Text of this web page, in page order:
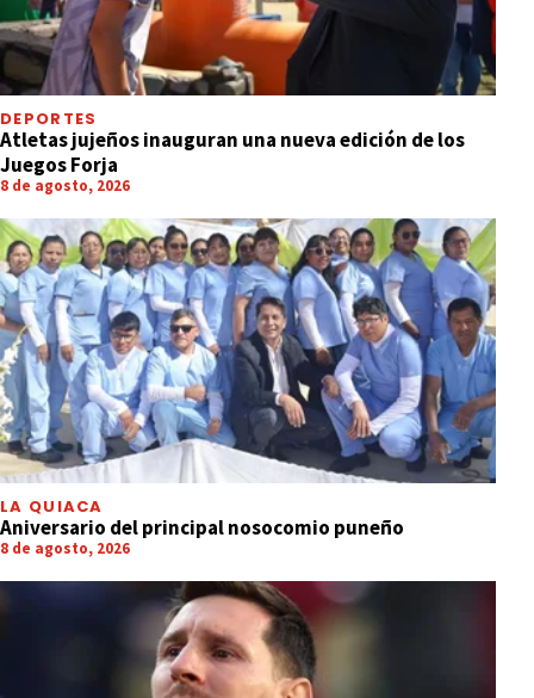
DEPORTES
Atletas jujeños inauguran una nueva edición de los
Juegos Forja
8 de agosto, 2026
LA QUIACA
Aniversario del principal nosocomio puneño
8 de agosto, 2026